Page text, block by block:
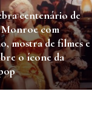
centenário de
com
mostra de filmes e
o ícone da